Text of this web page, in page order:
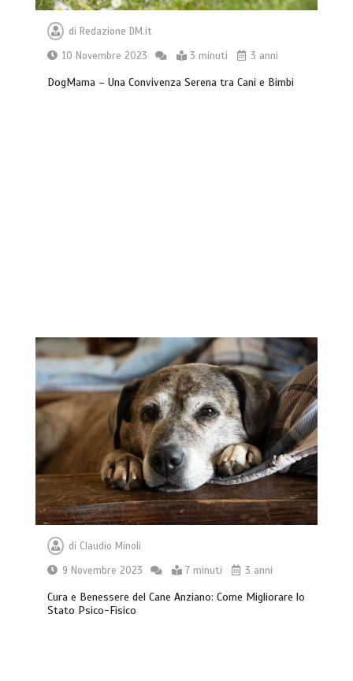
di Redazione DM.it
10 Novembre 2023
3 minuti 3 anni
DogMama – Una Convivenza Serena tra Cani e Bimbi
di Claudio Minoli
9 Novembre 2023
7 minuti 3 anni
Cura e Benessere del Cane Anziano: Come Migliorare lo
Stato Psico-Fisico